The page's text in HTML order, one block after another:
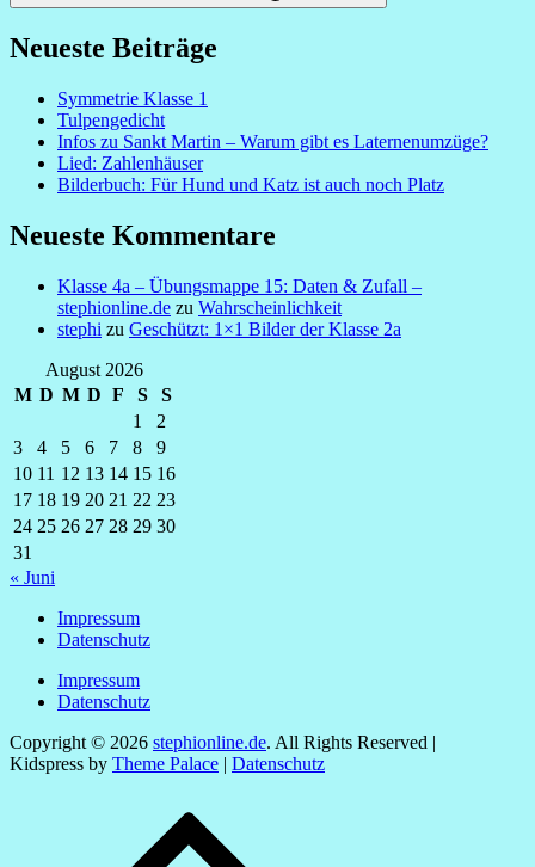
Neueste Beiträge
Symmetrie Klasse 1
Tulpengedicht
Infos zu Sankt Martin – Warum gibt es Laternenumzüge?
Lied: Zahlenhäuser
Bilderbuch: Für Hund und Katz ist auch noch Platz
Neueste Kommentare
Klasse 4a – Übungsmappe 15: Daten & Zufall –
stephionline.de zu Wahrscheinlichkeit
stephi zu Geschützt: 1×1 Bilder der Klasse 2a
August 2026
M D M D F S
S
1
2
3
4 5 6 7 8
9
10 11 12 13 14 15 16
17 18 19 20 21 22 23
24 25 26 27 28 29 30
31
« Juni
Impressum
Datenschutz
Impressum
Datenschutz
Copyright © 2026 stephionline.de. All Rights Reserved |
Kidspress by Theme Palace | Datenschutz